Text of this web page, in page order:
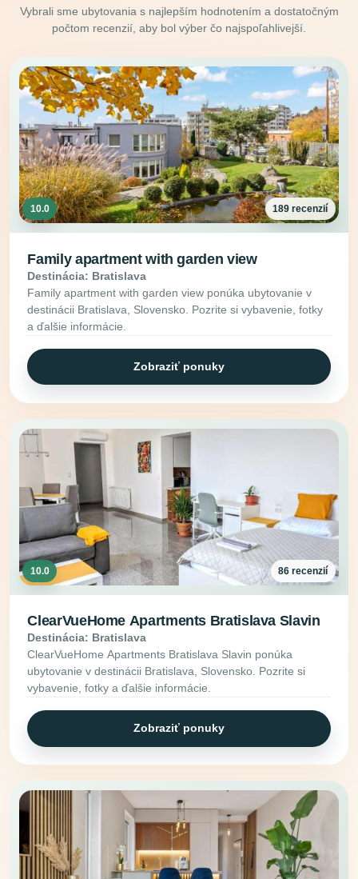
Vybrali sme ubytovania s najlepším hodnotením a dostatočným
počtom recenzií, aby bol výber čo najspoľahlivejší.
10.0 189 recenzií
Family apartment with garden view
Destinácia: Bratislava
Family apartment with garden view ponúka ubytovanie v
destinácii Bratislava, Slovensko. Pozrite si vybavenie, fotky
a ďalšie informácie.
Zobraziť ponuky
10.0 86 recenzií
ClearVueHome Apartments Bratislava Slavin
Destinácia: Bratislava
ClearVueHome Apartments Bratislava Slavin ponúka
ubytovanie v destinácii Bratislava, Slovensko. Pozrite si
vybavenie, fotky a ďalšie informácie.
Zobraziť ponuky